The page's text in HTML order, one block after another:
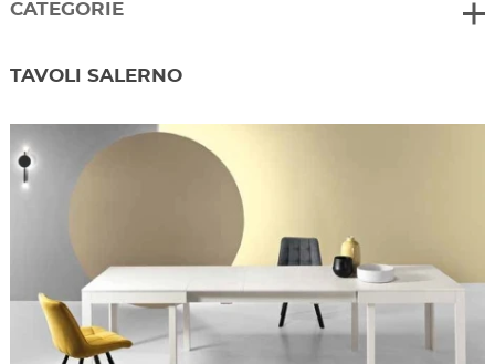
CATEGORIE
TAVOLI SALERNO